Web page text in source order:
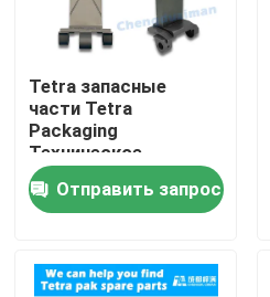
Дом
Tetra запасные
части Tetra
Packaging
Техническое
обслуживание и
ремонт
Отправить запрос